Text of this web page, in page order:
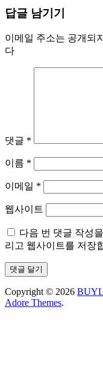
답글 남기기
이메일 주소는 공개되
다
댓글 *
이름 *
이메일 *
웹사이트
다음 번 댓글 작성
리고 웹사이트를 저장
Copyright © 2026
Adore Themes.